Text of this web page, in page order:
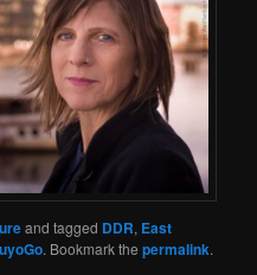
and tagged DDR, East
. Bookmark thepermalink.